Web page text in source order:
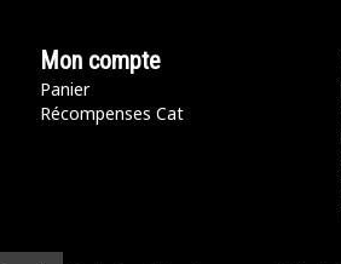
Mon compte
Panier
Récompenses Cat